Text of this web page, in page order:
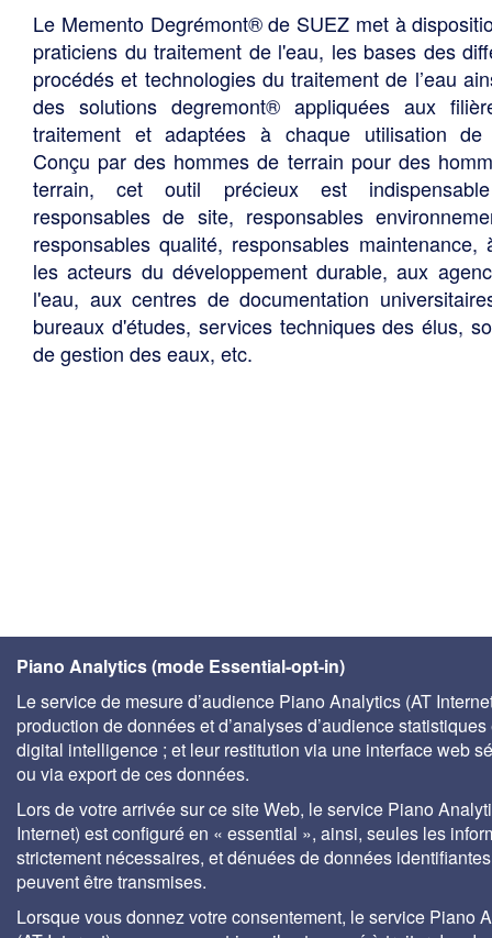
Le Memento Degrémont® de SUEZ met à
praticiens du traitement de l'eau, les bases des
procédés et technologies du traitement de l’eau
des solutions degremont® appliquées aux
traitement et adaptées à chaque utilisation de
Conçu par des hommes de terrain pour des
terrain, cet outil précieux est
responsables de site, responsables
responsables qualité, responsables maintenance,
les acteurs du développement durable, aux
l'eau, aux centres de documentation
bureaux d'études, services techniques des élus,
de gestion des eaux, etc.
Piano Analytics (mode Essential-opt-in)
Le service de mesure d’audience Piano Analytics (AT
production de données et d’analyses d’audience statistiques
digital intelligence ; et leur restitution via une interface web
ou via export de ces données.
Lors de votre arrivée sur ce site Web, le service Piano
Internet) est configuré en « essential », ainsi, seules les
strictement nécessaires, et dénuées de données
peuvent être transmises.
Lorsque vous donnez votre consentement, le service Piano